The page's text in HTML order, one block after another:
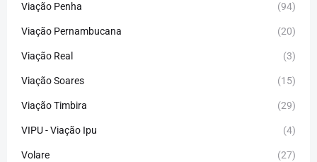
Viação Penha (94)
Viação Pernambucana (20)
Viação Real (3)
Viação Soares (15)
Viação Timbira (29)
VIPU - Viação Ipu (4)
Volare (27)